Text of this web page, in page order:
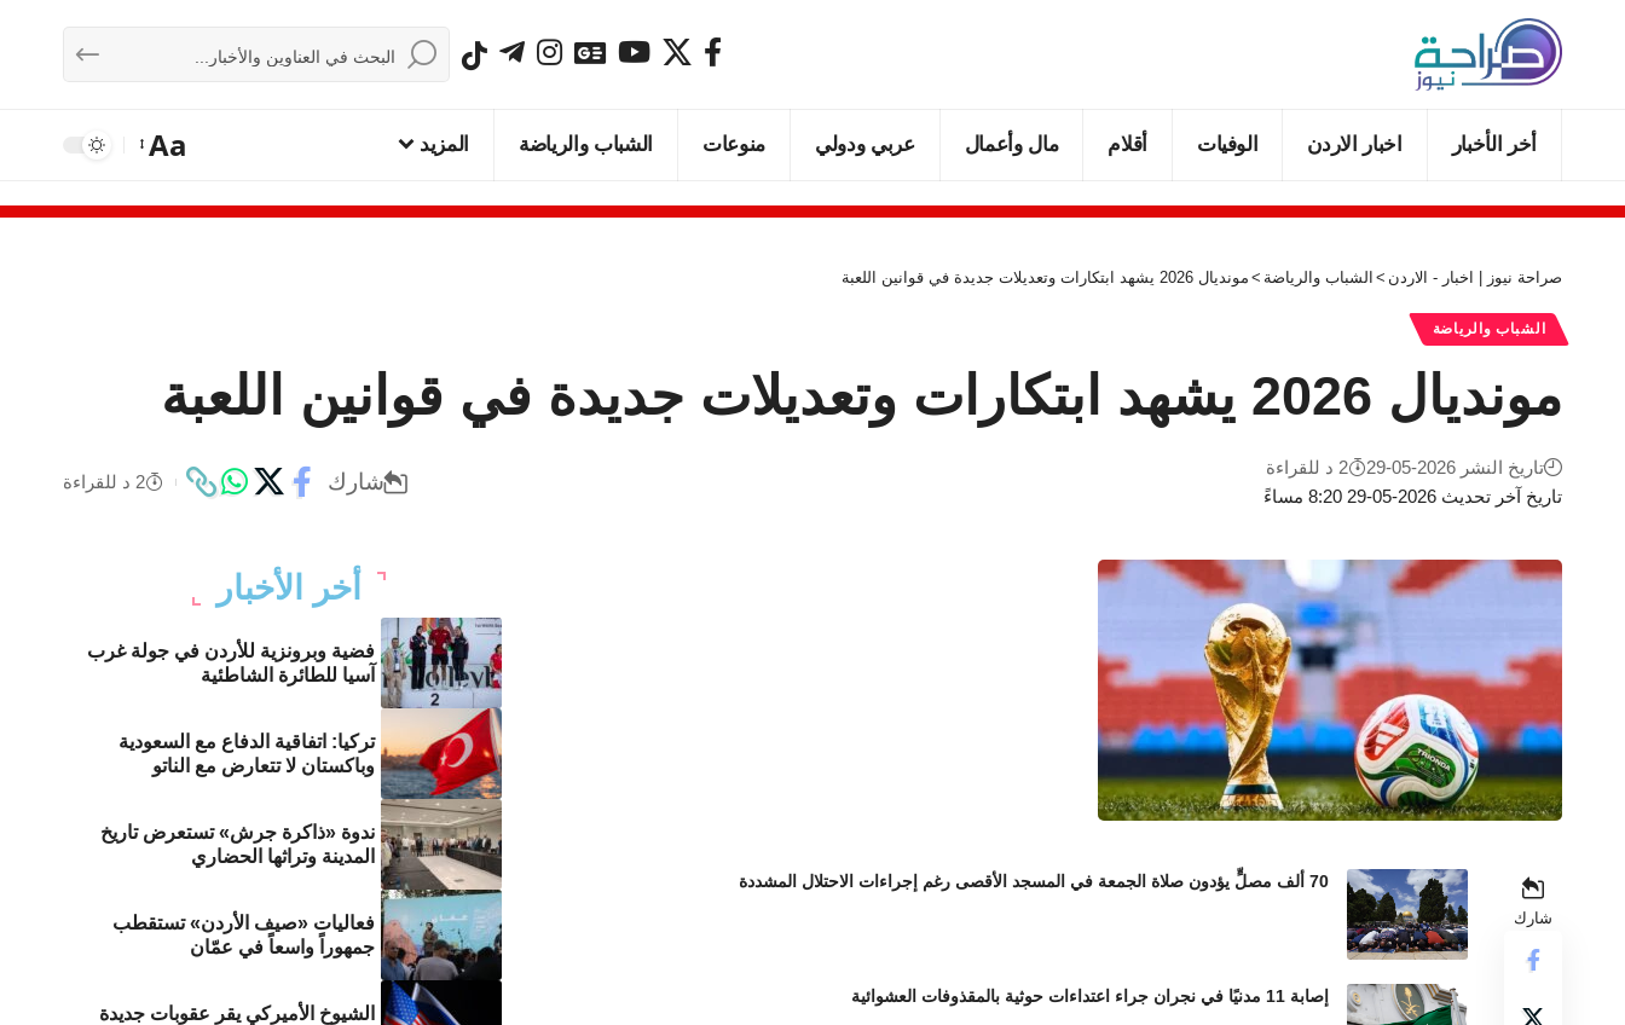
أخر الأخبار اخبار الاردن الوفيات أقلام مال وأعمال عربي ودولي منوعات الشباب والرياضة المزيد Aa
صراحة نيوز | اخبار - الاردن > الشباب والرياضة > مونديال 2026 يشهد ابتكارات وتعديلات جديدة في قوانين اللعبة
الشباب والرياضة
مونديال 2026 يشهد ابتكارات وتعديلات جديدة في قوانين اللعبة
تاريخ آخر تحديث 2026-05-29 8:20 مساءً
تاريخ النشر 2026-05-29 2 د للقراءة
شارك 2 د للقراءة
شارك
70 ألف مصلٍّ يؤدون صلاة الجمعة في المسجد الأقصى رغم إجراءات الاحتلال المشددة
إصابة 11 مدنيًا في نجران جراء اعتداءات حوثية بالمقذوفات العشوائية
أخر الأخبار
فضية وبرونزية للأردن في جولة غرب
آسيا للطائرة الشاطئية
تركيا: اتفاقية الدفاع مع السعودية
وباكستان لا تتعارض مع الناتو
ندوة «ذاكرة جرش» تستعرض تاريخ
المدينة وتراثها الحضاري
فعاليات «صيف الأردن» تستقطب
جمهوراً واسعاً في عمّان
الشيوخ الأميركي يقر عقوبات جديدة